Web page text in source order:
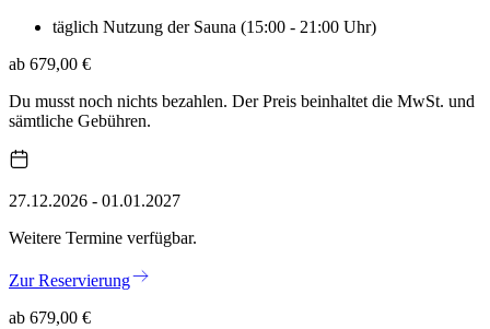
täglich Nutzung der Sauna (15:00 - 21:00 Uhr)
ab 679,00 €
Du musst noch nichts bezahlen. Der Preis beinhaltet die MwSt. und
sämtliche Gebühren.
27.12.2026 - 01.01.2027
Weitere Termine verfügbar.
Zur Reservierung
ab 679,00 €